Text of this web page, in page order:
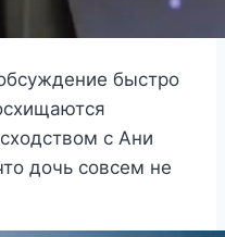
быстро
с Ани
дочь совсем не